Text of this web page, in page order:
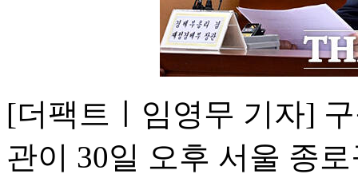
[더팩트ㅣ임영무 기자]
관이 30일 오후 서울 종